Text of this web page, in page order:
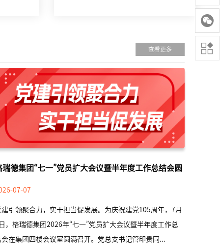
查看更多
瑞德集团“七一”党员扩大会议暨半年度工作总结会圆
召开07-07
建引领聚合力，实干担当促发展。为庆祝建党105周年，7月
，格瑞德集团2026年“七一”党员扩大会议暨半年度工作总
会在集团四楼会议室圆满召开。党总支书记管印贵同...

